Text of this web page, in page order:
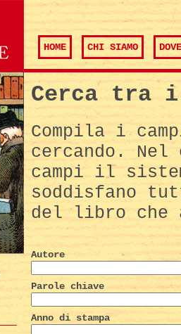
HOME CHI SIAMO
Cerca tra
Compila i
cercando.
campi il
soddisfano
del libro che
Autore
Parole chiave
Anno di stampa